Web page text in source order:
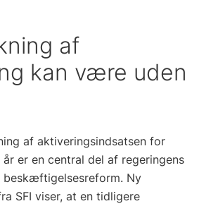
af
kan være uden
af aktiveringsindsatsen for
er en central del af regeringens
beskæftigelsesreform. Ny
SFI viser, at en tidligere